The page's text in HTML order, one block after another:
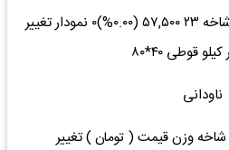
هر کیلو قوطی ۴۰*۸۰ ایرانی شاخه ۲۳ ۵۷,۵۰۰ (۰.۰۰%)۰ نمودار تغییر
قوطی ۴۰*۸۰
ناودانی
شاخه وزن قیمت ( تومان ) تغییر